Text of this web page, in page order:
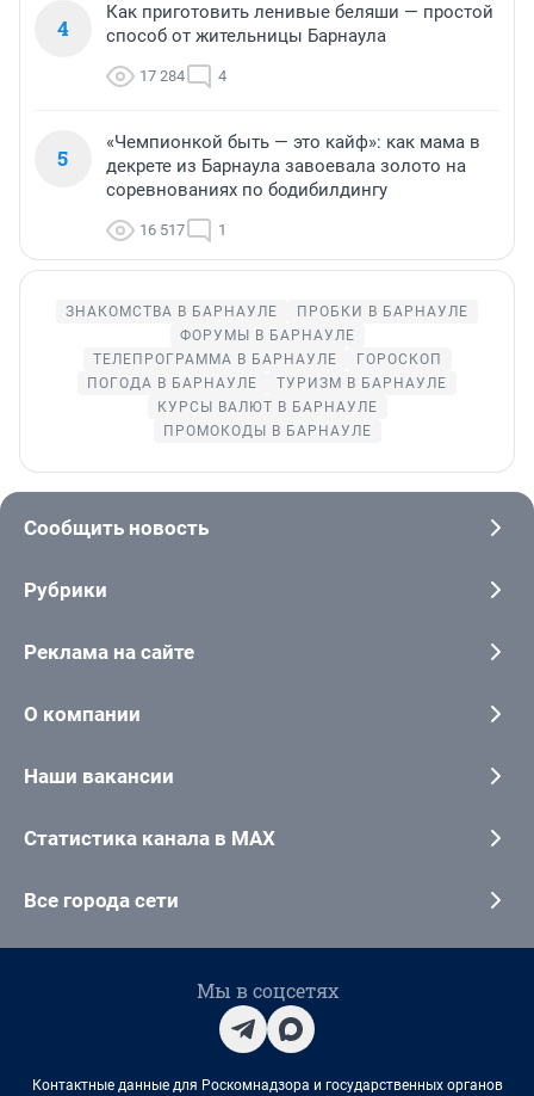
4
Как приготовить ленивые беляши — простой
способ от жительницы Барнаула
17 284 4
5
«Чемпионкой быть — это кайф»: как мама в
декрете из Барнаула завоевала золото на
соревнованиях по бодибилдингу
16 517 1
ЗНАКОМСТВА В БАРНАУЛЕ
ПРОБКИ В БАРНАУЛЕ
ФОРУМЫ В БАРНАУЛЕ
ТЕЛЕПРОГРАММА В БАРНАУЛЕ
ГОРОСКОП
ПОГОДА В БАРНАУЛЕ
ТУРИЗМ В БАРНАУЛЕ
КУРСЫ ВАЛЮТ В БАРНАУЛЕ
ПРОМОКОДЫ В БАРНАУЛЕ
Сообщить новость
Рубрики
Реклама на сайте
О компании
Наши вакансии
Статистика канала в MAX
Все города сети
Мы в соцсетях
Контактные данные для Роскомнадзора и государственных органов